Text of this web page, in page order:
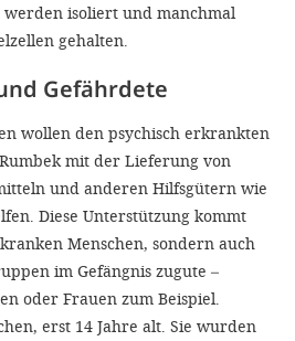
werden isoliert und manchmal
gehalten.
Gefährdete
wollen den psychisch erkrankten
mit der Lieferung von
und anderen Hilfsgütern wie
Diese Unterstützung kommt
Menschen, sondern auch
im Gefängnis zugute –
oder Frauen zum Beispiel.
erst 14 Jahre alt. Sie wurden